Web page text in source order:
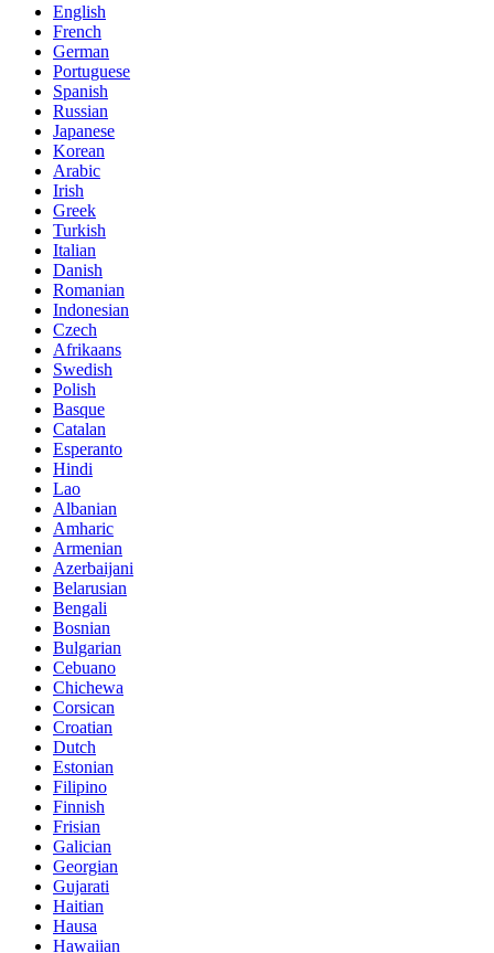
English
French
German
Portuguese
Spanish
Russian
Japanese
Korean
Arabic
Irish
Greek
Turkish
Italian
Danish
Romanian
Indonesian
Czech
Afrikaans
Swedish
Polish
Basque
Catalan
Esperanto
Hindi
Lao
Albanian
Amharic
Armenian
Azerbaijani
Belarusian
Bengali
Bosnian
Bulgarian
Cebuano
Chichewa
Corsican
Croatian
Dutch
Estonian
Filipino
Finnish
Frisian
Galician
Georgian
Gujarati
Haitian
Hausa
Hawaiian